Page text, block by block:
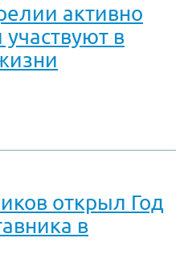
активно
в
открыл Год
в